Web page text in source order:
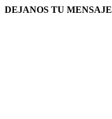
DEJANOS TU MENSAJE